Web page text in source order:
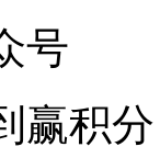
号
赢积分